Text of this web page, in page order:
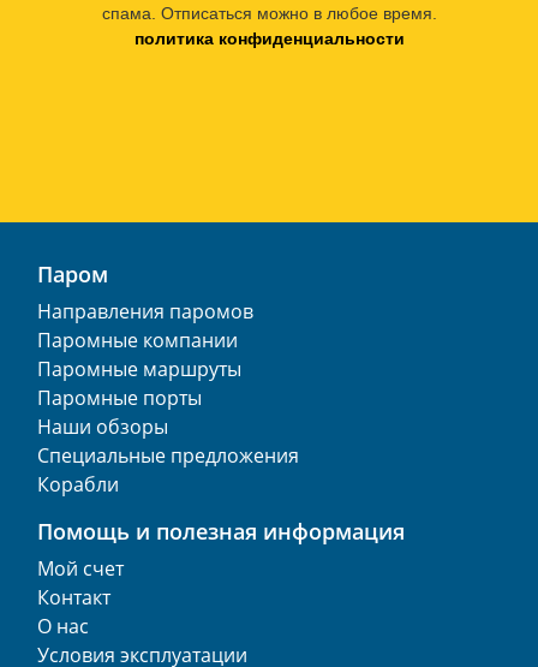
спама. Отписаться можно в любое время.
политика конфиденциальности
Паром
Направления паромов
Паромные компании
Паромные маршруты
Паромные порты
Наши обзоры
Специальные предложения
Корабли
Помощь и полезная информация
Мой счет
Контакт
О нас
Условия эксплуатации